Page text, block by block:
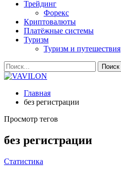
Трейдинг
Форекс
Криптовалюты
Платёжные системы
Туризм
Туризм и путешествия
Главная
без регистрации
Просмотр тегов
без регистрации
Статистика